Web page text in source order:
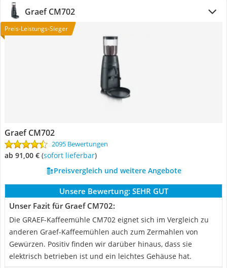
Graef CM702
Preis-Leistungs-Sieger
Graef CM702
2095 Bewertungen
ab 91,00 € ( Sofort lieferbar)
Preisvergleich und weitere Angebote
Unsere Bewertung: SEHR GUT
Unser Fazit für Graef CM702:
Die GRAEF-Kaffeemühle CM702 eignet sich im Vergleich zu
anderen Graef-Kaffeemühlen auch zum Zermahlen von
Gewürzen. Positiv finden wir darüber hinaus, dass sie
elektrisch betrieben ist und ein leichtes Gehäuse hat.